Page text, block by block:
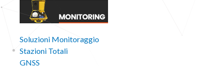
Soluzioni Monitoraggio
Stazioni Totali
GNSS